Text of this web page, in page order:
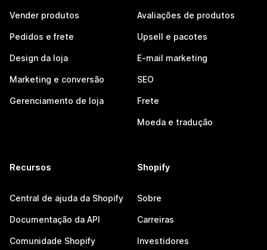
Vender produtos
Pedidos e frete
Design da loja
Marketing e conversão
Gerenciamento de loja
Avaliações de produtos
Upsell e pacotes
E-mail marketing
SEO
Frete
Moeda e tradução
Recursos
Central de ajuda da Shopify
Documentação da API
Comunidade Shopify
Shopify
Sobre
Carreiras
Investidores